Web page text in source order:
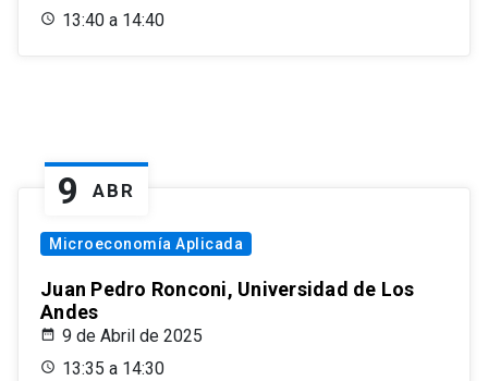
13:40 a 14:40
9 ABR
Microeconomía Aplicada
Juan Pedro Ronconi, Universidad de Los
Andes
9 de Abril de 2025
13:35 a 14:30